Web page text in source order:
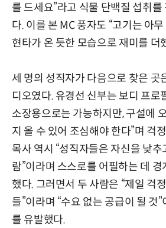
를 드세요”라고 식물 단백질 섭취
다. 이를 본 MC 풍자도 “고기는 아
현타가 온 듯한 모습으로 재미를 더
세 명의 성직자가 다음으로 찾은 곳
디오였다. 유경선 신부는 보디 프로
소장용으로는 가능하지만, 구설에
지 올 수 있어 조심해야 한다”며 걱
목사 역시 “성직자들은 자신을 낮추
람”이라며 스스로를 어필하는 데 경
했다. 그러면서 두 사람은 “제일 걱
들”이라며 “수요 없는 공급이 될 것
를 유발했다.